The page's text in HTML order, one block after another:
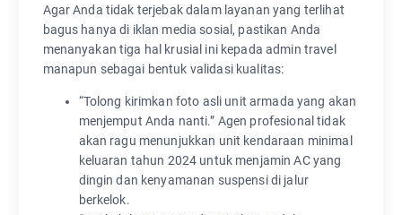
Agar Anda tidak terjebak dalam layanan yang terlihat
bagus hanya di iklan media sosial, pastikan Anda
menanyakan tiga hal krusial ini kepada admin travel
manapun sebagai bentuk validasi kualitas:
“Tolong kirimkan foto asli unit armada yang akan
menjemput Anda nanti.” Agen profesional tidak
akan ragu menunjukkan unit kendaraan minimal
keluaran tahun 2024 untuk menjamin AC yang
dingin dan kenyamanan suspensi di jalur
berkelok.